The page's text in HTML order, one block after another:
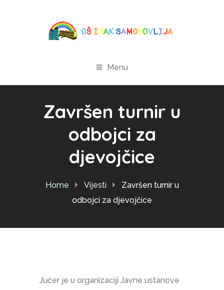
Menu
Završen turnir u
odbojci za
djevojčice
Home Vijesti
Završen turnir u
odbojci za djevojčice
Jučer je u organizaciji Javne ustanove